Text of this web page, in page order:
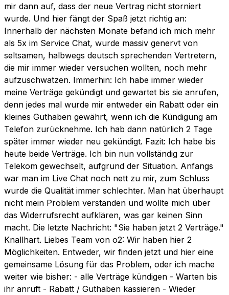
mir dann auf, dass der neue Vertrag nicht storniert
wurde. Und hier fängt der Spaß jetzt richtig an:
Innerhalb der nächsten Monate befand ich mich mehr
als 5x im Service Chat, wurde massiv genervt von
seltsamen, halbwegs deutsch sprechenden Vertretern,
die mir immer wieder versuchen wollten, noch mehr
aufzuschwatzen. Immerhin: Ich habe immer wieder
meine Verträge gekündigt und gewartet bis sie anrufen,
denn jedes mal wurde mir entweder ein Rabatt oder ein
kleines Guthaben gewährt, wenn ich die Kündigung am
Telefon zurücknehme. Ich hab dann natürlich 2 Tage
später immer wieder neu gekündigt. Fazit: Ich habe bis
heute beide Verträge. Ich bin nun vollständig zur
Telekom gewechselt, aufgrund der Situation. Anfangs
war man im Live Chat noch nett zu mir, zum Schluss
wurde die Qualität immer schlechter. Man hat überhaupt
nicht mein Problem verstanden und wollte mich über
das Widerrufsrecht aufklären, was gar keinen Sinn
macht. Die letzte Nachricht: "Sie haben jetzt 2 Verträge."
Knallhart. Liebes Team von o2: Wir haben hier 2
Möglichkeiten. Entweder, wir finden jetzt und hier eine
gemeinsame Lösung für das Problem, oder ich mache
weiter wie bisher: - alle Verträge kündigen - Warten bis
ihr anruft - Rabatt / Guthaben kassieren - Wieder